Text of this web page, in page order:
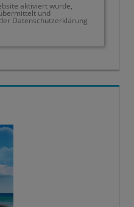
aktiviert wurde,
und
Datenschutzerklärung